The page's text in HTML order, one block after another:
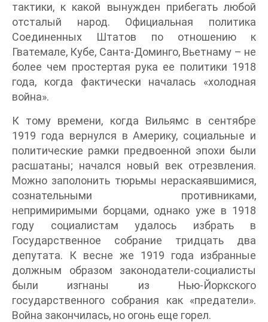
тактики, к какой вынужден прибегать любой
отсталый народ. Официальная политика
Соединенных Штатов по отношению к
Гватемале, Кубе, Санта-Доминго, Вьетнаму – не
более чем простертая рука ее политики 1918
года, когда фактически началась «холодная
война».
К тому времени, когда Вильямс в сентябре
1919 года вернулся в Америку, социальные и
политические рамки предвоенной эпохи были
расшатаны; начался новый век отрезвления.
Можно заполонить тюрьмы нераскаявшимися,
сознательными противниками,
непримиримыми борцами, однако уже в 1918
году социалистам удалось избрать в
Государственное собрание тридцать два
депутата. К весне же 1919 года избранные
должным образом законодатели-социалисты
были изгнаны из Нью-Йоркского
государственного собрания как «предатели».
Война закончилась, но огонь еще горел.